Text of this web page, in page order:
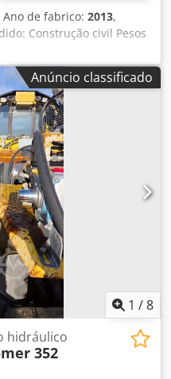
Ano de fabrico: 2013,
Construção civil Pesos
Marcação CE: sim
Número de
muito boa Condição
Djdpfx Ajv Tm Sboi
máquinas: 58 t - 100 t
de trabalho: 160-180 bar
l/min Frequência de
2025-03-03 País de
Entre em contato com Ö.
Anúncio classificado
1 /8
hidráulico
352